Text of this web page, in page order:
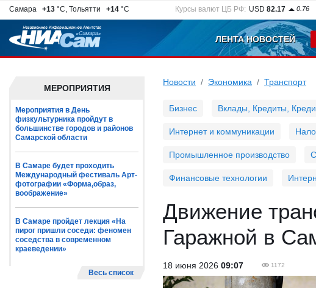
Самара +13 °C, Тольятти +14 °C Курсы валют ЦБ РФ: USD 82.17 0.76
ЛЕНТА НОВОСТЕЙ
МЕРОПРИЯТИЯ
Мероприятия в День
физкультурника пройдут в
большинстве городов и районов
Самарской области
В Самаре будет проходить
Международный фестиваль Арт-
фотографии «Форма,образ,
воображение»
В Самаре пройдет лекция «На
пирог пришли соседи: феномен
соседства в современном
краеведении»
Весь список
Новости Экономика Транспорт
Бизнес Вклады, Кредиты,
Интернет и коммуникации
Промышленное производство
Финансовые технологии
Движение
Гаражной в
18 июня 2026 09:07 1172